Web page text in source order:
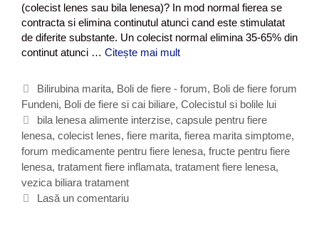
(colecist lenes sau bila lenesa)? In mod normal fierea se
contracta si elimina continutul atunci cand este stimulatat
de diferite substante. Un colecist normal elimina 35-65% din
continut atunci … Citește mai mult
e
e
a
l
e
n
C
a
t
e
g
o
r
i
Bilirubina marita, Boli de fiere - forum, Boli de fiere forum
Fundeni, Boli de fiere si cai biliare, Colecistul si bolile lui
E
t
i
c
h
e
bila lenesa alimente interzise, capsule pentru fiere
lenesa, colecist lenes, fiere marita, fierea marita simptome,
forum medicamente pentru fiere lenesa, fructe pentru fiere
lenesa, tratament fiere inflamata, tratament fiere lenesa,
vezica biliara tratament
Lasă un comentariu